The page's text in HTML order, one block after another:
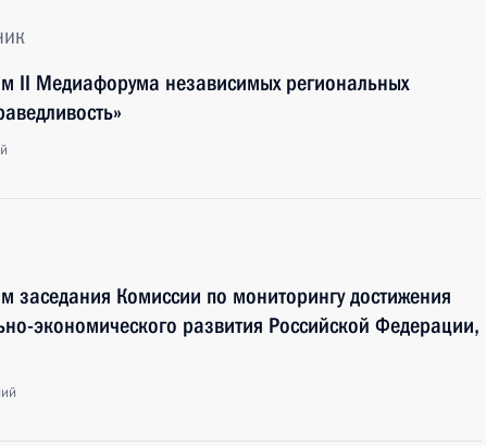
II Медиафорума независимых региональных
заседания Комиссии по мониторингу достижения
экономического развития Российской Федерации,